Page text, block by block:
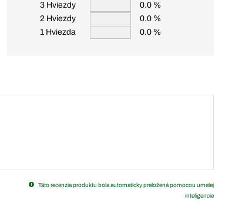
3 Hviezdy
0.0 %
2 Hviezdy
0.0 %
1 Hviezda
0.0 %
Táto recenzia produktu bola automaticky preložená pomocou umelej
inteligencie